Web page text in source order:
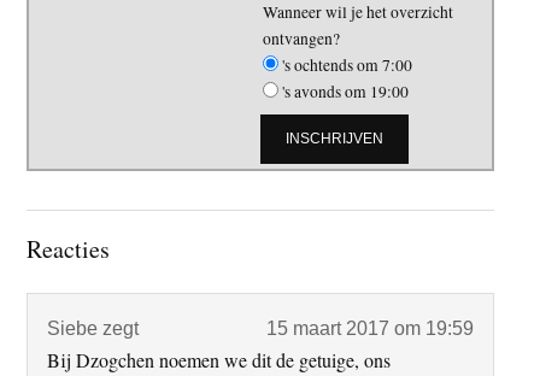
Wanneer wil je het overzicht
ontvangen?
's ochtends om 7:00
's avonds om 19:00
Lees
Reacties
Siebe zegt 15 maart 2017 om 19:59
Bij Dzogchen noemen we dit de getuige, ons